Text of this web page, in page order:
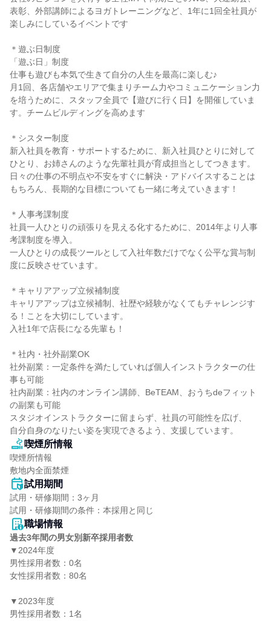
表彰、外部講師によるヨガトレーニングなど、1年に1回全社員が
楽しみにしているイベントです
＊遊ぶ日制度
「遊ぶ日」制度
仕事も遊びも本気で生きて自分の人生を最高に楽しむ♪
月1回、各店舗やエリアで集まりチーム力やコミュニケーション力
を培うために、スタッフ全員で【遊びに行く日】を開催していま
す。チームビルディングを高めます
＊シスター制度
新入社員を教育・サポートするために、新入社員ひとりに対して
ひとり、お姉さんのような先輩社員が育成担当としてつきます。
日々の仕事の不明点や不安をすぐに解決・アドバイスすることは
もちろん、長期的な目標についても一緒に考えていきます！
＊人事考課制度
社員一人ひとりの頑張りを見える化するために、2014年より人事
考課制度を導入。
一人ひとりの成長ツールとして入社年数だけでなく公平な賞与制
度に反映させています。
＊キャリアアップ立候補制度
キャリアアップは立候補制、社歴や経験がなくてもチャレンジす
る！ことを大切にしています。
入社1年で店長になる先輩も！
＊社内・社外副業OK
社外副業：一定条件を満たしていれば個人インストラクターの仕
事も可能
社内副業：社内のオンライン講師、BeTEAM、おうちdeフィット
の副業も可能
スタジオインストラクターに留まらず、社員の可能性を広げ、
自分自身のなりたい姿を実現できるよう、支援しています。
喫煙所情報
喫煙所情報
敷地内全面禁煙
試用期間
試用・研修期間：3ヶ月
職場情報
過去3年間の男女別新卒採用者数
▼2024年度
男性採用者数：0名
女性採用者数：80名
▼2023年度
男性採用者数：1名